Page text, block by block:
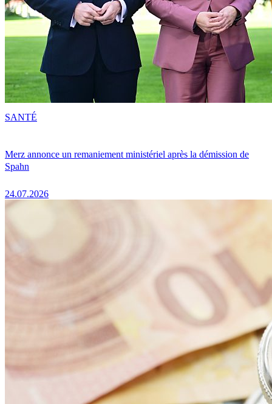
Merz annonce un remaniement ministériel après la démission de
Spahn
24.07.2026
SANTÉ